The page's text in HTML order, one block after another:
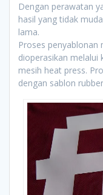
Dengan perawatan
hasil yang tidak
lama.
Proses penyablonan
dioperasikan melalui
mesih heat press.
dengan sablon